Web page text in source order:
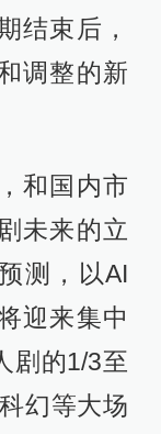
结束后，
调整的新
和国内市
未来的立
测，以AI
迎来集中
剧的1/3至
幻等大场